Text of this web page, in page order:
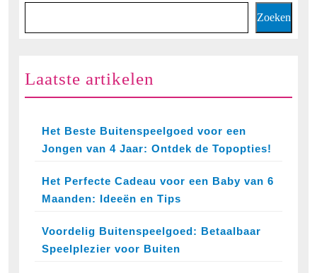
Zoeken
Laatste artikelen
Het Beste Buitenspeelgoed voor een
Jongen van 4 Jaar: Ontdek de Topopties!
Het Perfecte Cadeau voor een Baby van 6
Maanden: Ideeën en Tips
Voordelig Buitenspeelgoed: Betaalbaar
Speelplezier voor Buiten